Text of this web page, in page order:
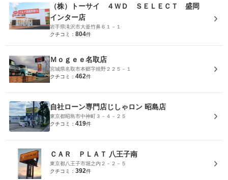
（株）トーサイ ４ＷＤ ＳＥＬＥＣＴ 盛岡
インター店
岩手県滝沢市大釜竹鼻６１－１
クチコミ： 804件
Ｍｏｇｅｅ名取店
宮城県名取市本郷字焼野２２５－１
クチコミ： 462件
自社ローン専門店じしゃロン 昭島店
東京都昭島市中神町３－４－２５
クチコミ： 419件
ＣＡＲ ＰＬＡＴ 八王子南
東京都八王子市堀之内２－２－５
クチコミ： 392件